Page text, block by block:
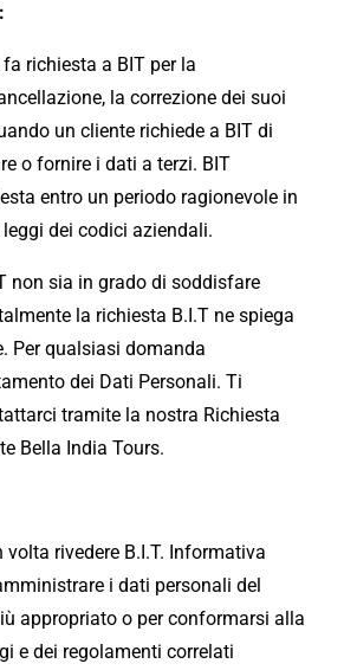
richiesta a BIT per la
la correzione dei suoi
un cliente richiede a BIT di
o fornire i dati a terzi. BIT
entro un periodo ragionevole in
dei codici aziendali.
non sia in grado di soddisfare
la richiesta B.I.T ne spiega
Per qualsiasi domanda
dei Dati Personali. Ti
tramite la nostra Richiesta
Bella India Tours.
rivedere B.I.T. Informativa
i dati personali del
appropriato o per conformarsi alla
e dei regolamenti correlati